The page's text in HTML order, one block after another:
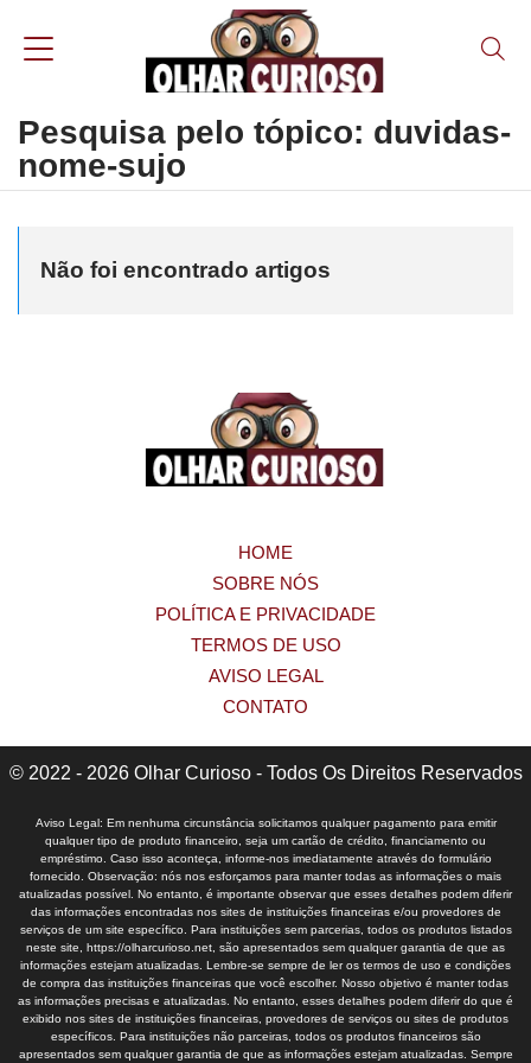
Pesquisa pelo tópico: duvidas-
nome-sujo
Não foi encontrado artigos
HOME
SOBRE NÓS
POLÍTICA E PRIVACIDADE
TERMOS DE USO
AVISO LEGAL
CONTATO
© 2022 - 2026 Olhar Curioso - Todos Os Direitos Reservados
Aviso Legal: Em nenhuma circunstância solicitamos qualquer pagamento para emitir
qualquer tipo de produto financeiro, seja um cartão de crédito, financiamento ou
empréstimo. Caso isso aconteça, informe-nos imediatamente através do formulário
fornecido. Observação: nós nos esforçamos para manter todas as informações o mais
atualizadas possível. No entanto, é importante observar que esses detalhes podem diferir
das informações encontradas nos sites de instituições financeiras e/ou provedores de
serviços de um site específico. Para instituições sem parcerias, todos os produtos listados
neste site, https://olharcurioso.net, são apresentados sem qualquer garantia de que as
informações estejam atualizadas. Lembre-se sempre de ler os termos de uso e condições
de compra das instituições financeiras que você escolher. Nosso objetivo é manter todas
as informações precisas e atualizadas. No entanto, esses detalhes podem diferir do que é
exibido nos sites de instituições financeiras, provedores de serviços ou sites de produtos
específicos. Para instituições não parceiras, todos os produtos financeiros são
apresentados sem qualquer garantia de que as informações estejam atualizadas. Sempre